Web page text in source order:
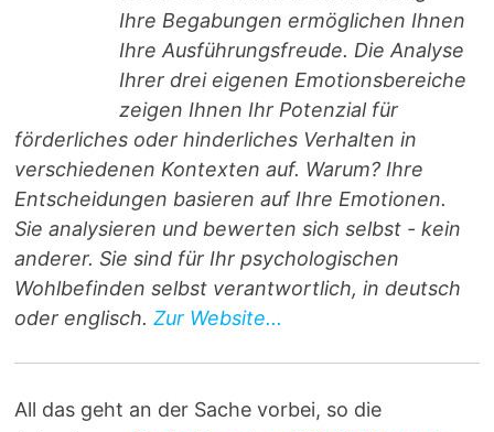
Ihre Begabungen ermöglichen Ihnen
Ihre Ausführungsfreude. Die Analyse
Ihrer drei eigenen Emotionsbereiche
zeigen Ihnen Ihr Potenzial für
förderliches oder hinderliches Verhalten in
verschiedenen Kontexten auf. Warum? Ihre
Entscheidungen basieren auf Ihre Emotionen.
Sie analysieren und bewerten sich selbst - kein
anderer. Sie sind für Ihr psychologischen
Wohlbefinden selbst verantwortlich, in deutsch
oder englisch.Zur Website...
All das geht an der Sache vorbei, so die